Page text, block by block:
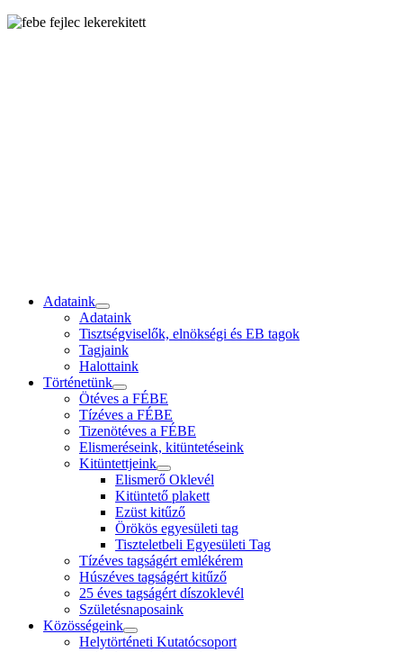
Adataink
Adataink
Tisztségviselők, elnökségi és EB tagok
Tagjaink
Halottaink
Történetünk
Ötéves a FÉBE
Tízéves a FÉBE
Tizenötéves a FÉBE
Elismeréseink, kitüntetéseink
Kitüntettjeink
Elismerő Oklevél
Kitüntető plakett
Ezüst kitűző
Örökös egyesületi tag
Tiszteletbeli Egyesületi Tag
Tízéves tagságért emlékérem
Húszéves tagságért kitűző
25 éves tagságért díszoklevél
Születésnaposaink
Közösségeink
Helytörténeti Kutatócsoport